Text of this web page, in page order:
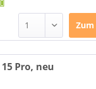
Zum
Pro, neu